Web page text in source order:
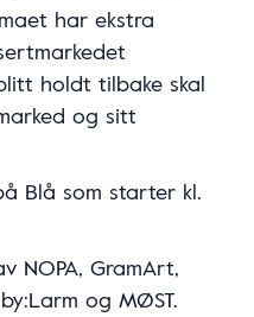
har ekstra
holdt tilbake skal
og sitt
Blå som starter kl.
NOPA, GramArt,
og MØST.